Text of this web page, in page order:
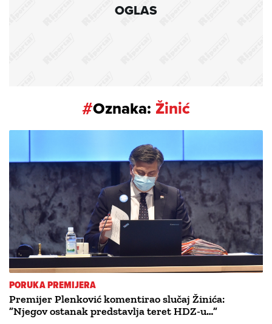
OGLAS
#Oznaka: Žinić
PORUKA PREMIJERA
Premijer Plenković komentirao slučaj Žinića:
”Njegov ostanak predstavlja teret HDZ-u…”